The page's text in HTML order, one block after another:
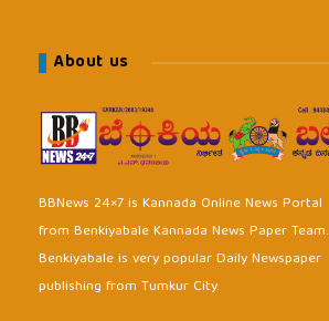
About us
BBNews 24×7 is Kannada Online News Portal
from Benkiyabale Kannada News Paper Team.
Benkiyabale is very popular Daily Newspaper
publishing from Tumkur City.